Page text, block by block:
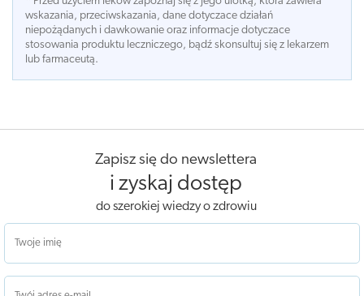
wskazania, przeciwskazania, dane dotyczace działań
niepożądanych i dawkowanie oraz informacje dotyczace
stosowania produktu leczniczego, bądź skonsultuj się z lekarzem
lub farmaceutą.
Zapisz się do newslettera
i zyskaj dostęp
do szerokiej wiedzy o zdrowiu